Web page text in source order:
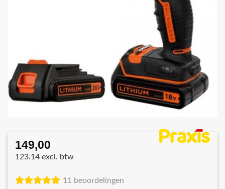
149,00
123.14 excl. btw
11 beoordelingen